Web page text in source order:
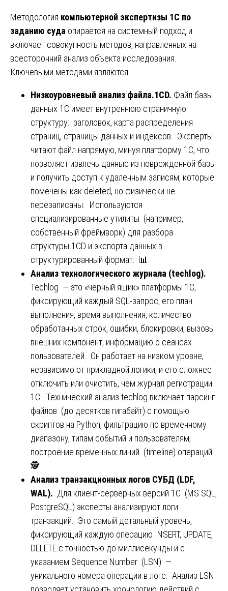
Методология компьютерной экспертизы 1С по
заданию суда опирается на системный подход и
включает совокупность методов, направленных на
всесторонний анализ объекта исследования.
Ключевыми методами являются:
Низкоуровневый анализ файла.1CD. Файл базы
данных 1С имеет внутреннюю страничную
структуру: заголовок, карта распределения
страниц, страницы данных и индексов. Эксперты
читают файл напрямую, минуя платформу 1С, что
позволяет извлечь данные из поврежденной базы
и получить доступ к удаленным записям, которые
помечены как deleted, но физически не
перезаписаны. Используются
специализированные утилиты (например,
собственный фреймворк) для разбора
структуры.1CD и экспорта данных в
структурированный формат. 📊
Анализ технологического журнала (techlog).
Techlog — это «черный ящик» платформы 1С,
фиксирующий каждый SQL-запрос, его план
выполнения, время выполнения, количество
обработанных строк, ошибки, блокировки, вызовы
внешних компонент, информацию о сеансах
пользователей. Он работает на низком уровне,
независимо от прикладной логики, и его сложнее
отключить или очистить, чем журнал регистрации
1С. Технический анализ techlog включает парсинг
файлов (до десятков гигабайт) с помощью
скриптов на Python, фильтрацию по временному
диапазону, типам событий и пользователям,
построение временных линий (timeline) операций.
🕵️
Анализ транзакционных логов СУБД (LDF,
WAL). Для клиент-серверных версий 1С (MS SQL,
PostgreSQL) эксперты анализируют логи
транзакций. Это самый детальный уровень,
фиксирующий каждую операцию INSERT, UPDATE,
DELETE с точностью до миллисекунды и с
указанием Sequence Number (LSN) —
уникального номера операции в логе. Анализ LSN